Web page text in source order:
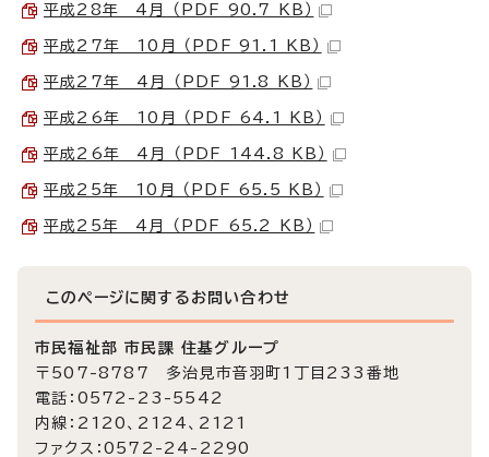
平成28年 4月 （PDF 90.7 KB）
平成27年 10月 （PDF 91.1 KB）
平成27年 4月 （PDF 91.8 KB）
平成26年 10月 （PDF 64.1 KB）
平成26年 4月 （PDF 144.8 KB）
平成25年 10月 （PDF 65.5 KB）
平成25年 4月 （PDF 65.2 KB）
このページに関する お問い合わせ
市民福祉部 市民課 住基グループ
〒507-8787 多治見市音羽町1丁目233番地
電話：0572-23-5542
内線：2120、2124、2121
ファクス：0572-24-2290